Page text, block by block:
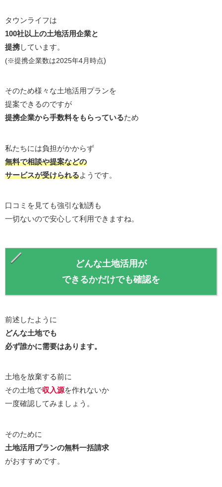
タウンライフは
100社以上の土地活用企業と
提携しています。
(※提携企業数は2025年4月時点)
そのため様々な土地活用プランを
提案できるのですが
提携企業から手数料をもらっているため
私たちには負担がかからず
無料で相談や提案などの
サービスが受けられるようです。
口コミを見ても強引な勧誘も
一切ないので安心して利用できますね。
どんな土地活用が
できるかだけでも確認を
前述したように
どんな土地でも
必ず誰かに需要はあります。
土地を放棄する前に
その土地で収入源を作れないか
一度確認してみましょう。
そのために
土地活用プランの無料一括請求
がおすすめです。